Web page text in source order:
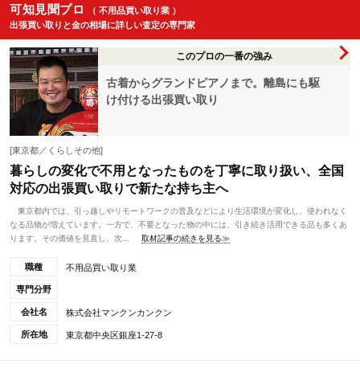
可知見聞プロ
（ 不用品買い取り業 ）
出張買い取りと金の相場に詳しい査定の専門家
このプロの一番の強み
古着からグランドピアノまで。離島にも駆
け付ける出張買い取り
[東京都／くらしその他]
暮らしの変化で不用となったものを丁寧に取り扱い、全国
対応の出張買い取りで新たな持ち主へ
東京都内では、引っ越しやリモートワークの普及などにより生活環境が変化し、使われなく
なる品物が増えています。一方で、不要となった物の中には、引き続き活用できる品も多くあ
ります。その価値を見直し、次...
取材記事の続きを見る≫
職種 不用品買い取り業
専門分野
会社名 株式会社マンクンカンクン
所在地 東京都中央区銀座1-27-8